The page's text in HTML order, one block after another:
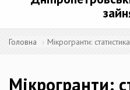
Головна Мікрогранти:
Мікрогранти: